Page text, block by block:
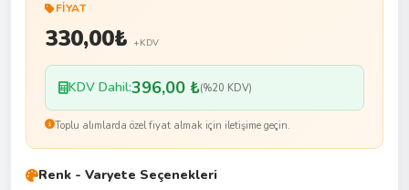
FIYAT
330,00₺ +KDV
KDV Dahil:396,00 ₺(%20 KDV)
Toplu alımlarda özel fiyat almak için iletişime geçin.
Renk - Varyete Seçenekleri